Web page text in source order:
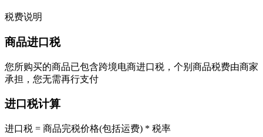
税费说明
商品进口税
您所购买的商品已包含跨境电商进口税，个别商品税费由商家
承担，您无需再行支付
进口税计算
进口税 = 商品完税价格(包括运费) * 税率